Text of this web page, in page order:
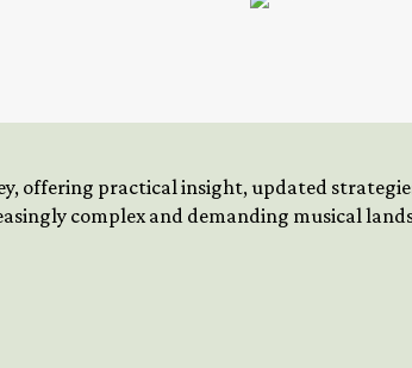
offering practical insight, updated
complex and demanding musical